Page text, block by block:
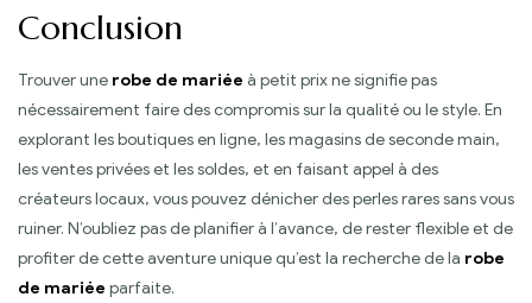
Conclusion
Trouver une robe de mariée à petit prix ne signifie pas
nécessairement faire des compromis sur la qualité ou le style. En
explorant les boutiques en ligne, les magasins de seconde main,
les ventes privées et les soldes, et en faisant appel à des
créateurs locaux, vous pouvez dénicher des perles rares sans vous
ruiner. N’oubliez pas de planifier à l’avance, de rester flexible et de
profiter de cette aventure unique qu’est la recherche de la robe
de mariée parfaite.